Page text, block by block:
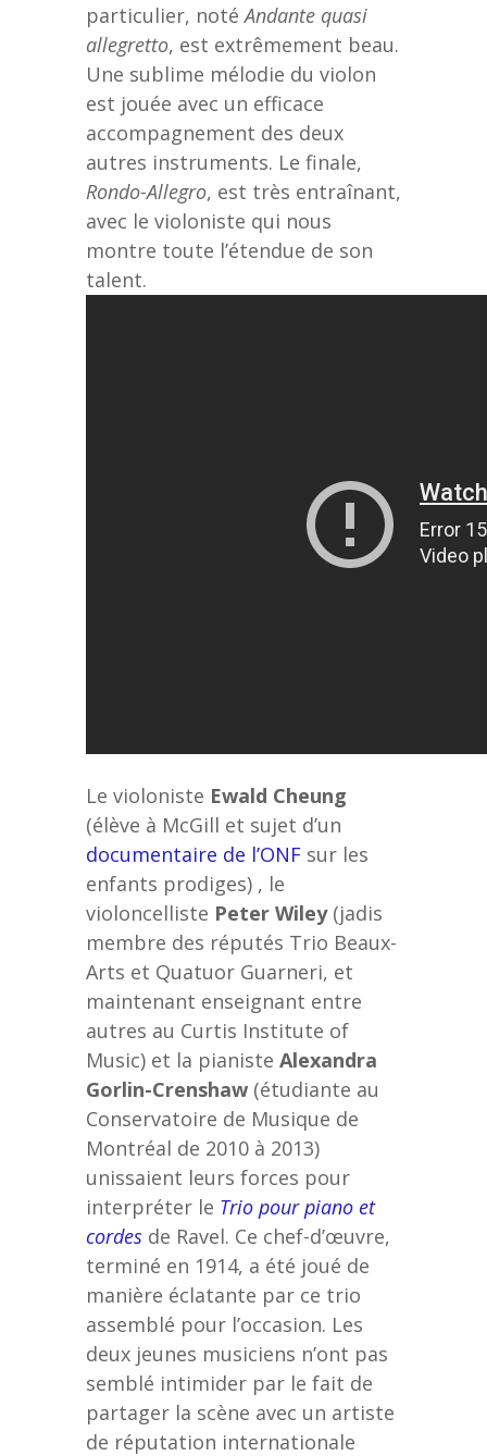
particulier, notéAndante quasi
allegretto, est extrêmement beau.
Une sublime mélodie du violon
est jouée avec un efficace
accompagnement des deux
autres instruments. Le finale,
Rondo-Allegro, est très entraînant,
avec le violoniste qui nous
montre toute l’étendue de son
talent.
Le violoniste Ewald Cheung
(élève à McGill et sujet d’un
documentaire de l’ONF sur les
enfants prodiges) , le
violoncelliste Peter Wiley(jadis
membre des réputés Trio Beaux-
Arts et Quatuor Guarneri, et
maintenant enseignant entre
autres au Curtis Institute of
Music) et la pianiste Alexandra
Gorlin-Crenshaw (étudiante au
Conservatoire de Musique de
Montréal de 2010 à 2013)
unissaient leurs forces pour
interpréter le Trio pour piano et
cordes de Ravel. Ce chef-d’œuvre,
terminé en 1914, a été joué de
manière éclatante par ce trio
assemblé pour l’occasion. Les
deux jeunes musiciens n’ont pas
semblé intimider par le fait de
partager la scène avec un artiste
de réputation internationale